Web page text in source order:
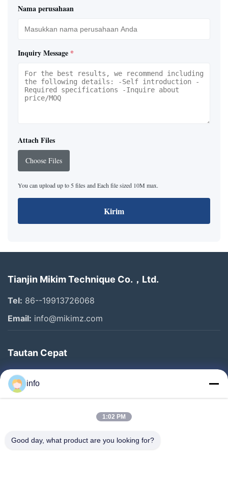
Nama perusahaan
Inquiry Message *
Attach Files
Choose Files
You can upload up to 5 files and Each file sized 10M max.
Kirim
Tianjin Mikim Technique Co.，Ltd.
Tel: 86--19913726068
Email: info@mikimz.com
Tautan Cepat
Rumah
Produk
Tur Pabrik
info
1:02 PM
Good day, what product are you looking for?